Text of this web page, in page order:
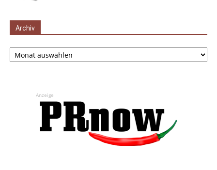
Archiv
Archiv
Anzeige